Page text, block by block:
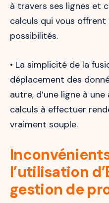
à travers ses lignes et
calculs qui vous
possibilités.
• La simplicité de la
déplacement des
autre, d’une ligne à une
calculs à effectuer
vraiment souple.
l’utilisation
gestion de